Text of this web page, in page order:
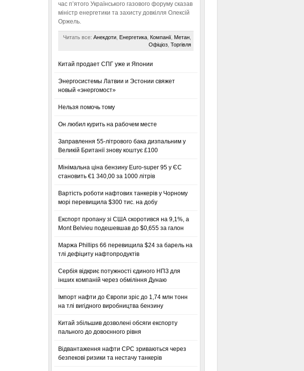
час п’ятого Українського газового форуму сказав
міністр енергетики та захисту довкілля Олексій
Оржель.
Читать все: Анекдоти, Енергетика, Компанії, Метан,
Офіціоз, Торгівля
Китай продает СПГ уже и Японии
Энергосистемы Латвии и Эстонии свяжет
новый «энергомост»
Нельзя помочь тому
Он любил курить на рабочем месте
Заправлення 55-літрового бака дизпальним у
Великій Британії знову коштує £100
Мінімальна ціна бензину Euro-super 95 у ЄС
становить €1 340,00 за 1000 літрів
Вартість роботи нафтових танкерів у Чорному
морі перевищила $300 тис. на добу
Експорт пропану зі США скоротився на 9,1%, а
Mont Belvieu подешевшав до $0,655 за галон
Маржа Phillips 66 перевищила $24 за барель на
тлі дефіциту нафтопродуктів
Сербія відкриє потужності єдиного НПЗ для
інших компаній через обміління Дунаю
Імпорт нафти до Європи зріс до 1,74 млн тонн
на тлі вигідного виробництва бензину
Китай збільшив дозволені обсяги експорту
пального до довоєнного рівня
Відвантаження нафти CPC зриваються через
безпекові ризики та нестачу танкерів